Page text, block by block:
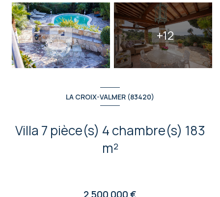
+12
LA CROIX-VALMER (83420)
Villa 7 pièce(s) 4 chambre(s) 183
m²